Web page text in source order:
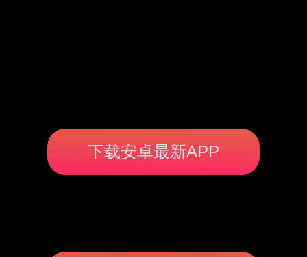
下载安卓最新APP